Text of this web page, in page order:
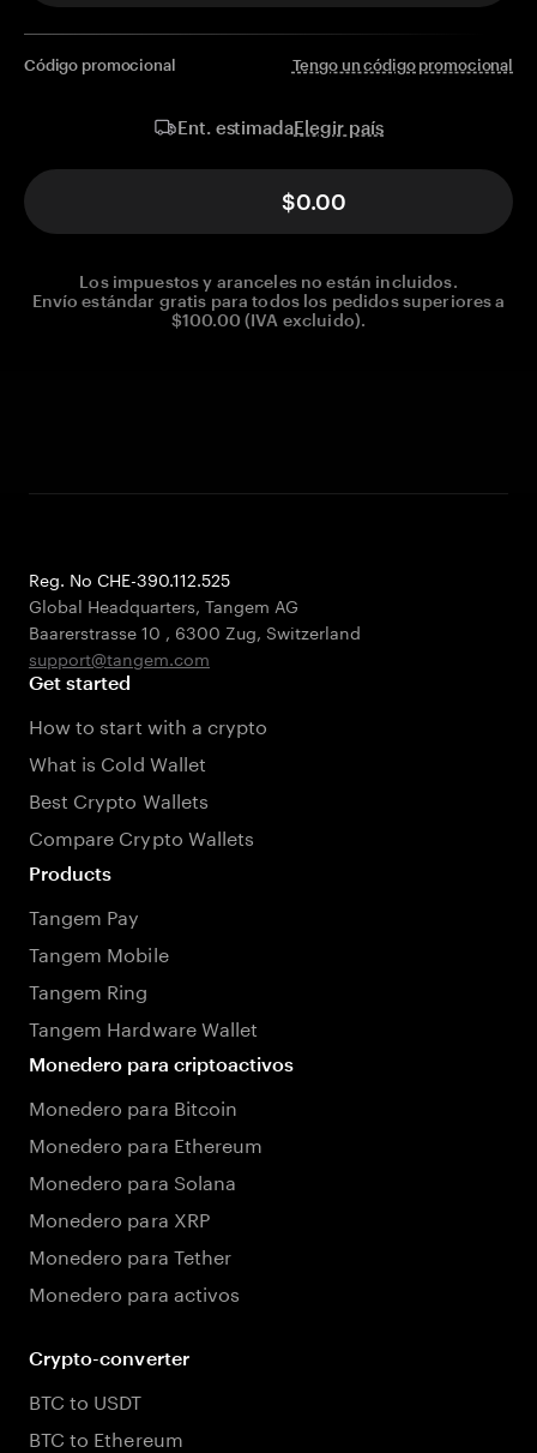
Código promocional Tengo un código promocional
Ent. estimadaElegir país
$0.00
Los impuestos y aranceles no están incluidos.
Envío estándar gratis para todos los pedidos superiores a
$100.00 (IVA excluido).
Reg. No CHE-390.112.525
Global Headquarters, Tangem AG
Baarerstrasse 10 , 6300 Zug, Switzerland
support@tangem.com
Get started
How to start with a crypto
What is Cold Wallet
Best Crypto Wallets
Compare Crypto Wallets
Products
Tangem Pay
Tangem Mobile
Tangem Ring
Tangem Hardware Wallet
Monedero para criptoactivos
Monedero para Bitcoin
Monedero para Ethereum
Monedero para Solana
Monedero para XRP
Monedero para Tether
Monedero para activos
Crypto-converter
BTC to USDT
BTC to Ethereum